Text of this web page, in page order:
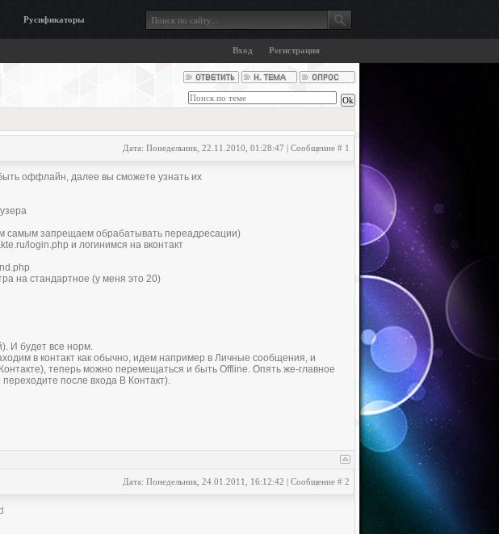
Русификаторы
Вход Регистрация
Дата: Понедельник, 22.11.2010, 01:28:47 | Сообщение # 1
быть оффлайн, далее вы сможете узнать их
самым зaпрещаем обрабатывать переaдресации)
login.php и логинимся на вконтакт
на стандартное (у меня это 20)
И будет все норм.
в контакт как обычно, идем нaпример в Личные сообщения, и
теперь можно перемещаться и быть Offline. Опять же-главное
после входа В Контакт).
Дата: Понедельник, 24.01.2011, 16:12:42 | Сообщение # 2